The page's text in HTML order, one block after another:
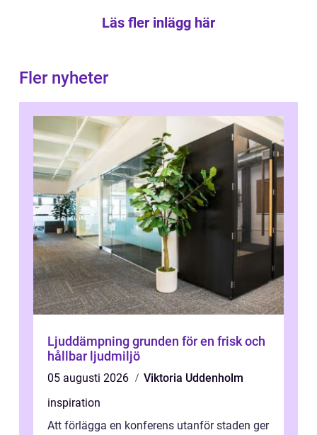
Läs fler inlägg här
Fler nyheter
Ljuddämpning grunden för en frisk och
hållbar ljudmiljö
05 augusti 2026
Viktoria Uddenholm
inspiration
Att förlägga en konferens utanför staden ger